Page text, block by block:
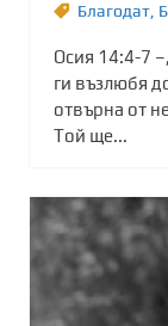
Благодат,
Осия 14:4-7
ги възлюбя
отвърна от
Той ще...